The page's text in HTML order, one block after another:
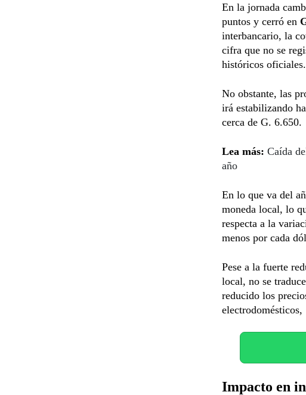
En la jornada
puntos y cerró en
interbancario, la
cifra que no se
históricos oficiales.
No obstante, las
irá estabilizando
cerca de G. 6.650.
Lea más: Caída
año
En lo que va del
moneda local, lo
respecta a la
menos por cada
Pese a la fuerte
local, no se
reducido los
electrodomésticos,
Impacto en